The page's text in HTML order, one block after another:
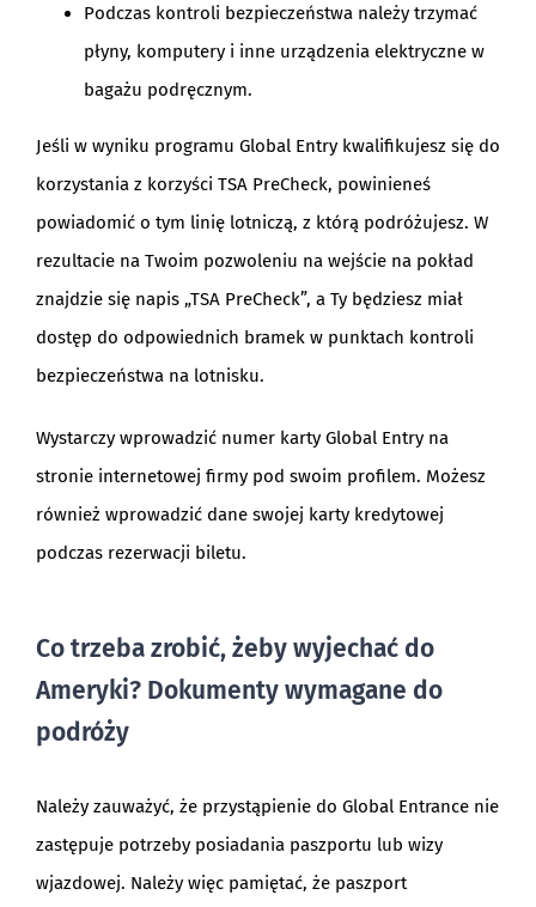
Podczas kontroli bezpieczeństwa należy trzymać
płyny, komputery i inne urządzenia elektryczne w
bagażu podręcznym.
Jeśli w wyniku programu Global Entry kwalifikujesz się do
korzystania z korzyści TSA PreCheck, powinieneś
powiadomić o tym linię lotniczą, z którą podróżujesz. W
rezultacie na Twoim pozwoleniu na wejście na pokład
znajdzie się napis „TSA PreCheck”, a Ty będziesz miał
dostęp do odpowiednich bramek w punktach kontroli
bezpieczeństwa na lotnisku.
Wystarczy wprowadzić numer karty Global Entry na
stronie internetowej firmy pod swoim profilem. Możesz
również wprowadzić dane swojej karty kredytowej
podczas rezerwacji biletu.
Co trzeba zrobić, żeby wyjechać do
Ameryki? Dokumenty wymagane do
podróży
Należy zauważyć, że przystąpienie do Global Entrance nie
zastępuje potrzeby posiadania paszportu lub wizy
wjazdowej. Należy więc pamiętać, że paszport